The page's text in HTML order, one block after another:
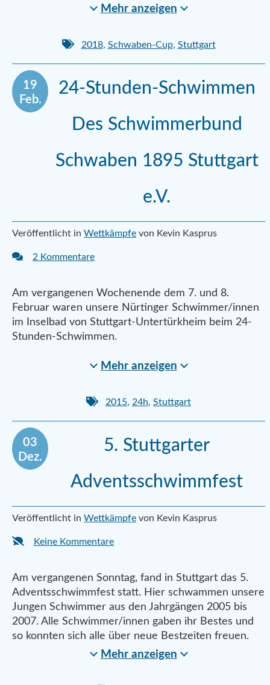
Mehr anzeigen
2018, Schwaben-Cup, Stuttgart
19
Feb.
24-Stunden-Schwimmen
Des Schwimmerbund
Schwaben 1895 Stuttgart
e.V.
Veröffentlicht in Wettkämpfe von Kevin Kasprus
2 Kommentare
Am vergangenen Wochenende dem 7. und 8.
Februar waren unsere Nürtinger Schwimmer/innen
im Inselbad von Stuttgart-Untertürkheim beim 24-
Stunden-Schwimmen.
Mehr anzeigen
2015, 24h, Stuttgart
03
Dez.
5. Stuttgarter
Adventsschwimmfest
Veröffentlicht in Wettkämpfe von Kevin Kasprus
Keine Kommentare
Am vergangenen Sonntag, fand in Stuttgart das 5.
Adventsschwimmfest statt. Hier schwammen unsere
Jungen Schwimmer aus den Jahrgängen 2005 bis
2007. Alle Schwimmer/innen gaben ihr Bestes und
so konnten sich alle über neue Bestzeiten freuen.
Mehr anzeigen